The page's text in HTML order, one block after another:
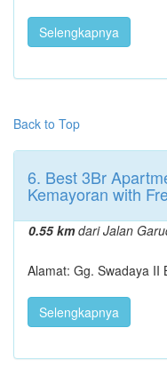
Selengkapnya
Back to Top
6. Best 3Br
Kemayoran with
0.55 kmdari Jalan
Alamat: Gg. Swadaya II
Selengkapnya